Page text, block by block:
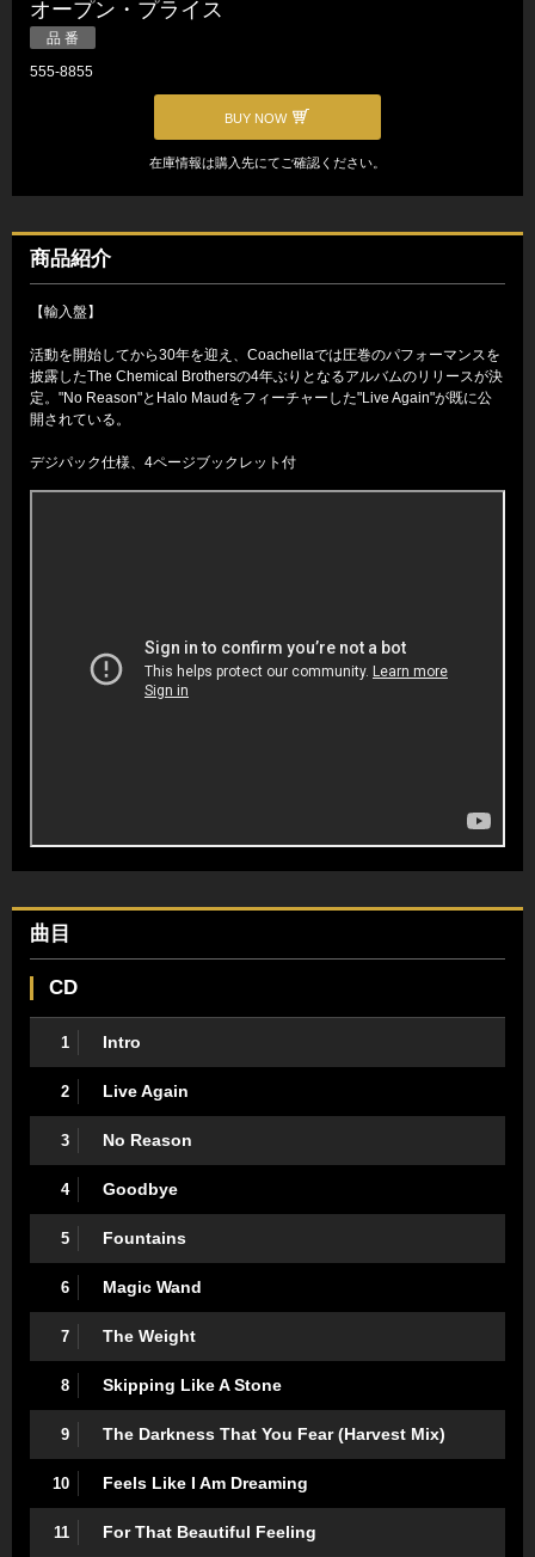
オープン・プライス
品 番
555-8855
BUY NOW
在庫情報は購入先にてご確認ください。
商品紹介
【輸入盤】
活動を開始してから30年を迎え、Coachellaでは圧巻のパフォーマンスを
披露したThe Chemical Brothersの4年ぶりとなるアルバムのリリースが決
定。"No Reason"とHalo Maudをフィーチャーした"Live Again"が既に公
開されている。
デジパック仕様、4ページブックレット付
曲目
CD
1 Intro
2 Live Again
3 No Reason
4 Goodbye
5 Fountains
6 Magic Wand
7 The Weight
8 Skipping Like A Stone
9 The Darkness That You Fear (Harvest Mix)
10 Feels Like I Am Dreaming
11 For That Beautiful Feeling